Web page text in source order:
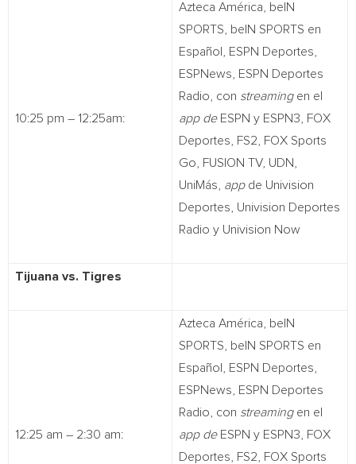
10:25 pm – 12:25am:
Azteca América, beIN
SPORTS, beIN SPORTS en
Español, ESPN Deportes,
ESPNews, ESPN Deportes
Radio, con streamingen el
app de ESPN y ESPN3, FOX
Deportes, FS2, FOX Sports
Go, FUSION TV, UDN,
UniMás, appde Univision
Deportes, Univision Deportes
Radio y Univision Now
Tijuana vs. Tigres
12:25 am – 2:30 am:
Azteca América, beIN
SPORTS, beIN SPORTS en
Español, ESPN Deportes,
ESPNews, ESPN Deportes
Radio, con streamingen el
app de ESPN y ESPN3, FOX
Deportes, FS2, FOX Sports